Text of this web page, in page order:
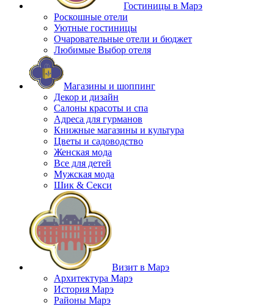
Гостиницы в Марэ
Роскошные отели
Уютные гостиницы
Очаровательные отели и бюджет
Любимые Выбор отеля
Магазины и шоппинг
Декор и дизайн
Салоны красоты и спа
Адреса для гурманов
Книжные магазины и культура
Цветы и садоводство
Женская мода
Все для детей
Мужская мода
Шик & Секси
Визит в Марэ
Архитектура Марэ
История Марэ
Районы Марэ